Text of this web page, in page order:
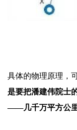
具体的物理原理，
是要把潘建伟院士
——几千万平方公里